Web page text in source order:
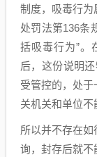
制度，吸毒行为
处罚法第136条
括吸毒行为”。
后，这份说明
受管控的，处
关机关和单位不
所以并不存在
询，封存后就